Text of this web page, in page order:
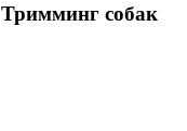
Тримминг собак